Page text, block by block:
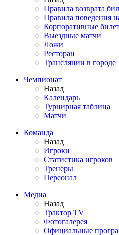
Правила возврата
Правила поведения
Корпоративные
Выездные матчи
Ложи
Ресторан
Трансляции в городе
Чемпионат
Назад
Календарь
Турнирная таблица
Матчи
Команда
Назад
Игроки
Статистика игроков
Тренеры
Персонал
Медиа
Назад
Трактор TV
Фотогалерея
Официальные